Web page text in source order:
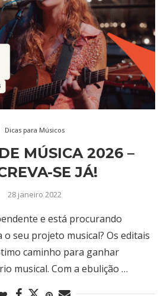
Dicas para Músicos
MÚSICA 2026 –
SE JÁ!
28 janeiro 2022
e está procurando
seu projeto musical? Os editais
caminho para ganhar
musical. Com a ebulição …